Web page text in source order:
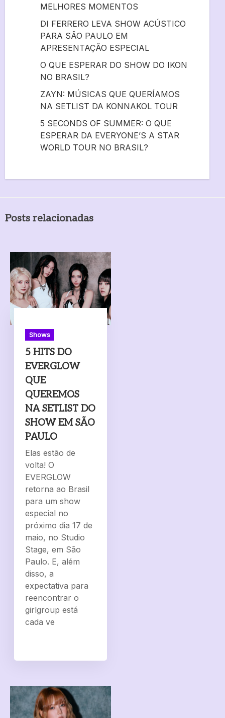
MELHORES MOMENTOS
DI FERRERO LEVA SHOW ACÚSTICO
PARA SÃO PAULO EM
APRESENTAÇÃO ESPECIAL
O QUE ESPERAR DO SHOW DO IKON
NO BRASIL?
ZAYN: MÚSICAS QUE QUERÍAMOS
NA SETLIST DA KONNAKOL TOUR
5 SECONDS OF SUMMER: O QUE
ESPERAR DA EVERYONE’S A STAR
WORLD TOUR NO BRASIL?
Posts relacionadas
Shows
5 HITS DO
EVERGLOW
QUE
QUEREMOS
NA SETLIST DO
SHOW EM SÃO
PAULO
Elas estão de
volta! O
EVERGLOW
retorna ao Brasil
para um show
especial no
próximo dia 17 de
maio, no Studio
Stage, em São
Paulo. E, além
disso, a
expectativa para
reencontrar o
girlgroup está
cada ve